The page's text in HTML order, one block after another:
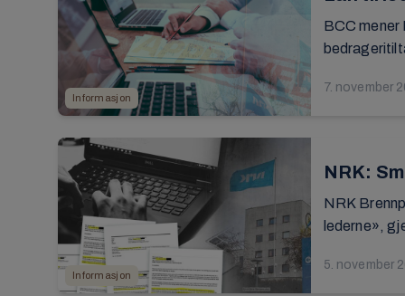
Informasjon
BCC mener
7. november
Informasjon
NRK:
NRK
lederne»,
5. november